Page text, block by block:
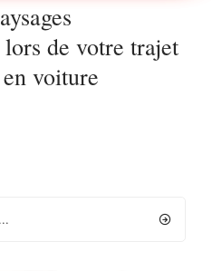
de votre trajet
voiture